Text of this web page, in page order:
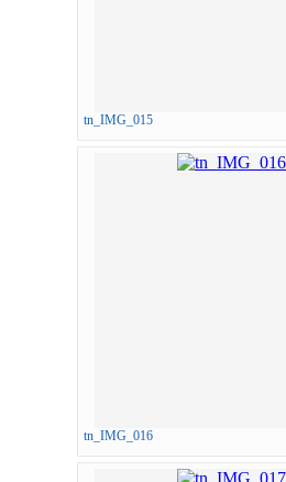
tn_IMG_015
tn_IMG_016